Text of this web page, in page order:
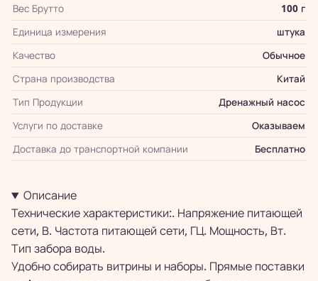
Вес Брутто
100 г
Единица измерения
штука
Качество
Обычное
Страна производства
Китай
Тип Продукции
Дренажный насос
Услуги по доставке
Оказываем
Доставка до транспортной компании
Бесплатно
Описание
Технические характеристики:. Напряжение питающей
сети, В. Частота питающей сети, ГЦ. Мощность, Вт.
Тип забора воды.
Удобно собирать витрины и наборы. Прямые поставки